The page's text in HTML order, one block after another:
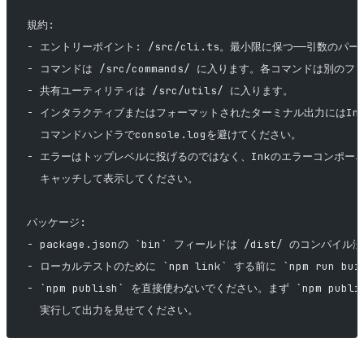
規約:
- エントリーポイント: /src/cli.ts。最小限に保つ——引数のパース
- コマンドは /src/commands/ に入ります。各コマンドは別のフ
- 共有ユーティリティは /src/utils/ に入ります。
- インタラクティブまたはフォーマットされたターミナル出力には
  コマンドハンドラでconsole.logを避けてください。
- エラーはトップレベルに投げるのではなく、Inkのエラーコンポー
  キャッチして表示してください。
パッケージ:
- package.jsonの `bin` フィールドは /dist/ のコンパイル済み
- ローカルテストのために `npm link` する前に `npm run
- `npm publish` を直接使わないでください。まず `npm
  実行して出力を見せてください。